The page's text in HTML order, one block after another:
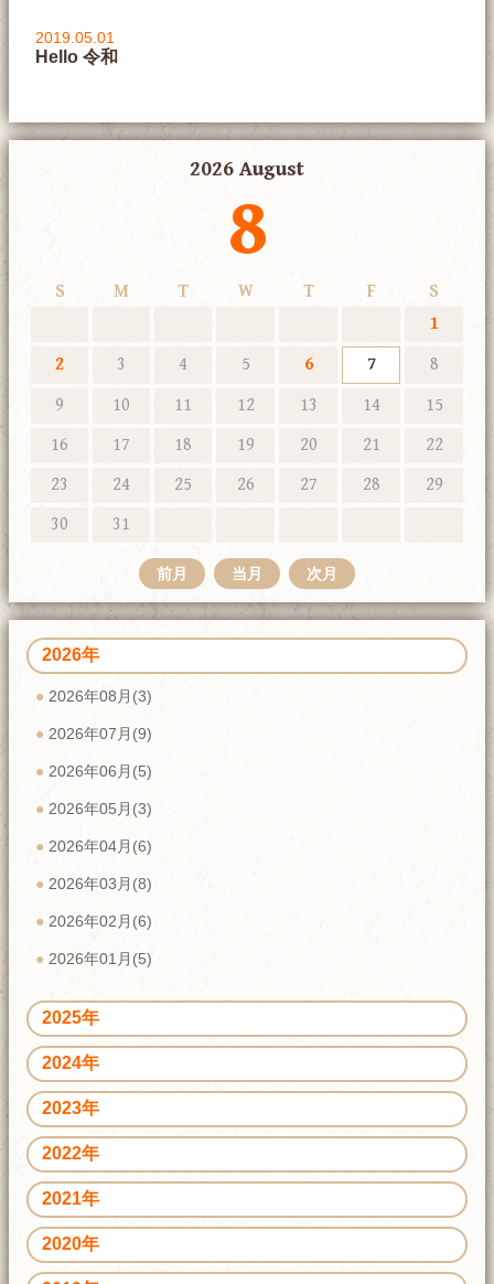
2019.05.01
Hello 令和
2026 August
8
S M T W T F
S
1
2
3 4 5 6 7
8
9
10 11 12 13 14
15
16
17 18 19 20 21
22
23
24 25 26 27 28
29
30
31
前月 当月 次月
2026年
2026年08月(3)
2026年07月(9)
2026年06月(5)
2026年05月(3)
2026年04月(6)
2026年03月(8)
2026年02月(6)
2026年01月(5)
2025年
2024年
2023年
2022年
2021年
2020年